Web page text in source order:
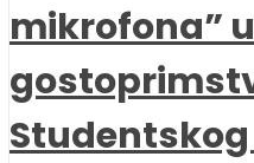
mikrofona”